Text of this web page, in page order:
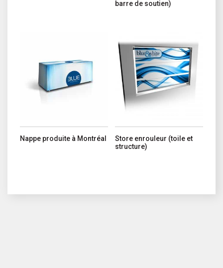
barre de soutien)
Nappe produite à Montréal
Store enrouleur (toile et
structure)